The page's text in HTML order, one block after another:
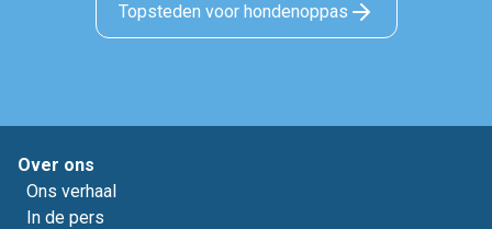
Topsteden voor hondenoppas
Over ons
Ons verhaal
In de pers